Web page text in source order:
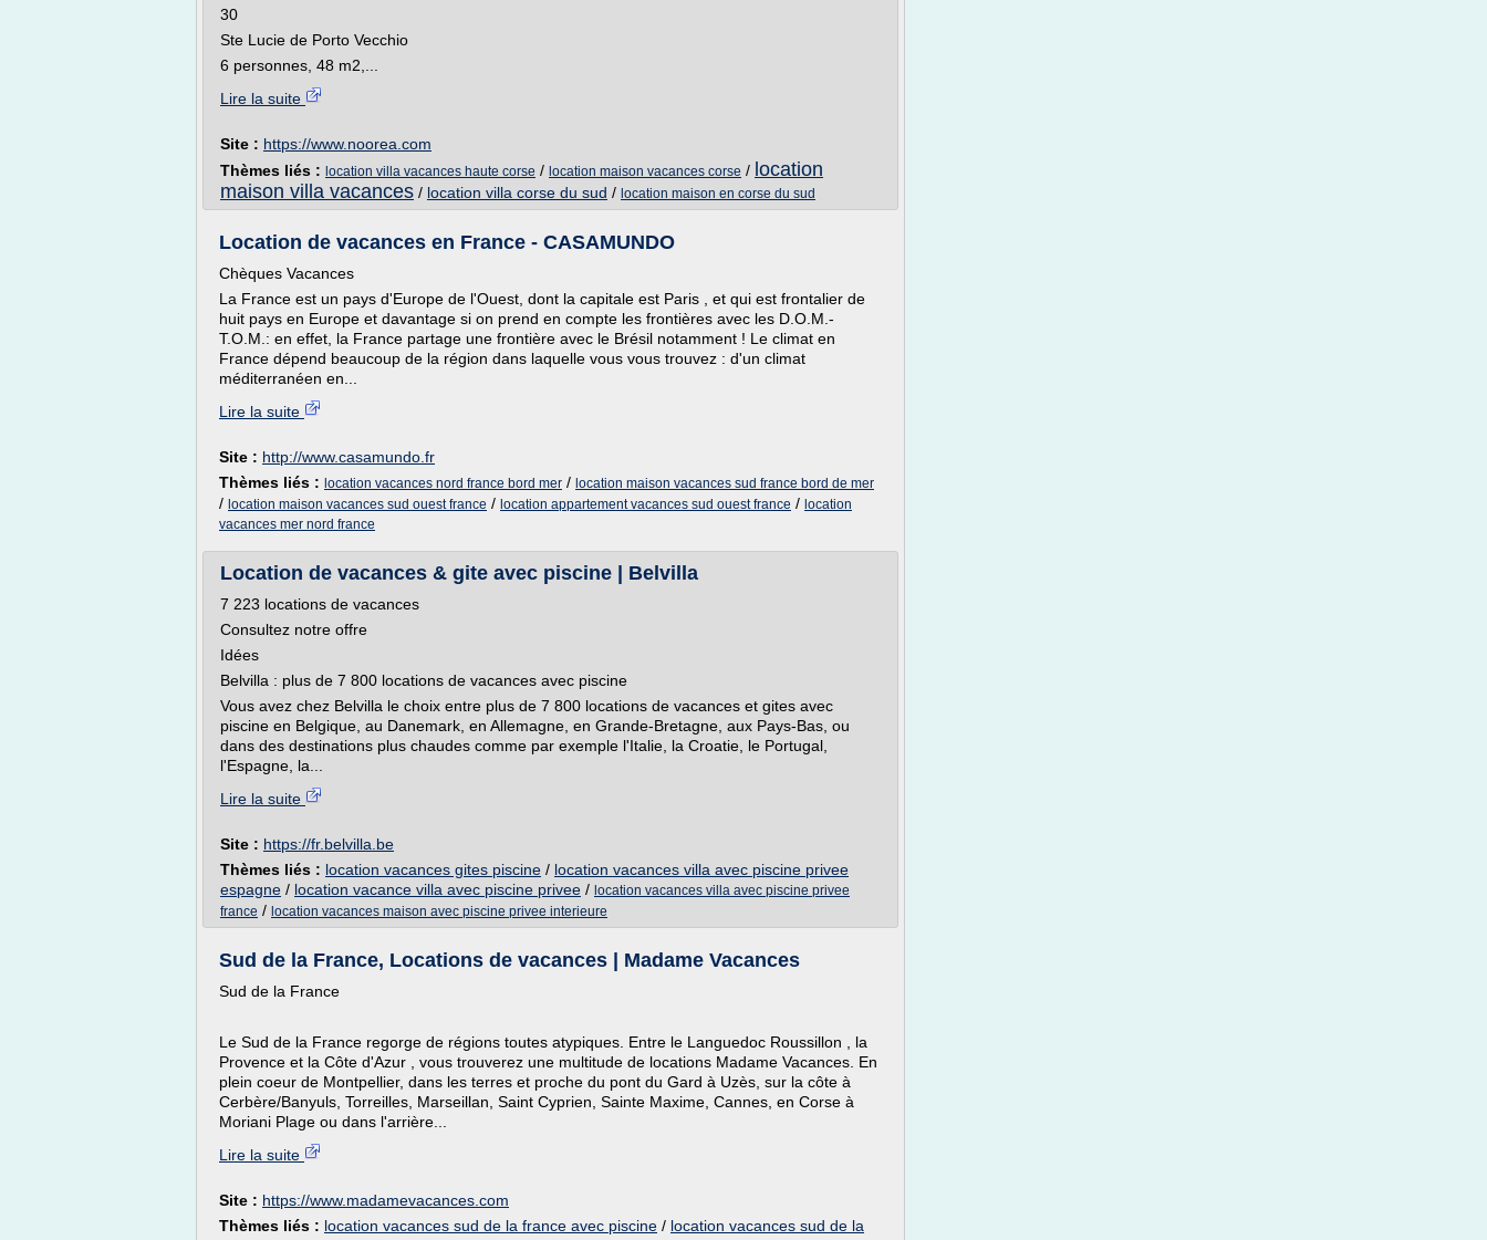
30
Ste Lucie de Porto Vecchio
6 personnes, 48 m2,...
Lire la suite
Site : https://www.noorea.com
Thèmes liés : location villa vacances haute corse / location maison vacances corse / location
maison villa vacances / location villa corse du sud / location maison en corse du sud
Location de vacances en France - CASAMUNDO
Chèques Vacances
La France est un pays d'Europe de l'Ouest, dont la capitale est Paris , et qui est frontalier de
huit pays en Europe et davantage si on prend en compte les frontières avec les D.O.M.-
T.O.M.: en effet, la France partage une frontière avec le Brésil notamment ! Le climat en
France dépend beaucoup de la région dans laquelle vous vous trouvez : d'un climat
méditerranéen en...
Lire la suite
Site : http://www.casamundo.fr
Thèmes liés : location vacances nord france bord mer / location maison vacances sud france bord de mer
/ location maison vacances sud ouest france / location appartement vacances sud ouest france / location
vacances mer nord france
Location de vacances & gite avec piscine | Belvilla
7 223 locations de vacances
Consultez notre offre
Idées
Belvilla : plus de 7 800 locations de vacances avec piscine
Vous avez chez Belvilla le choix entre plus de 7 800 locations de vacances et gites avec
piscine en Belgique, au Danemark, en Allemagne, en Grande-Bretagne, aux Pays-Bas, ou
dans des destinations plus chaudes comme par exemple l'Italie, la Croatie, le Portugal,
l'Espagne, la...
Lire la suite
Site : https://fr.belvilla.be
Thèmes liés : location vacances gites piscine / location vacances villa avec piscine privee
espagne / location vacance villa avec piscine privee / location vacances villa avec piscine privee
france / location vacances maison avec piscine privee interieure
Sud de la France, Locations de vacances | Madame Vacances
Sud de la France
Le Sud de la France regorge de régions toutes atypiques. Entre le Languedoc Roussillon , la
Provence et la Côte d'Azur , vous trouverez une multitude de locations Madame Vacances. En
plein coeur de Montpellier, dans les terres et proche du pont du Gard à Uzès, sur la côte à
Cerbère/Banyuls, Torreilles, Marseillan, Saint Cyprien, Sainte Maxime, Cannes, en Corse à
Moriani Plage ou dans l'arrière...
Lire la suite
Site : https://www.madamevacances.com
Thèmes liés : location vacances sud de la france avec piscine / location vacances sud de la